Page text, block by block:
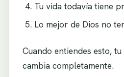
Tu vida todavía tiene
Lo mejor de Dios no
Cuando entiendes esto,
cambia completamente.